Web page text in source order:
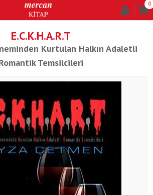
0
E.C.K.H.A.R.T
Kurtulan Halkın Adaletli
Temsilcileri